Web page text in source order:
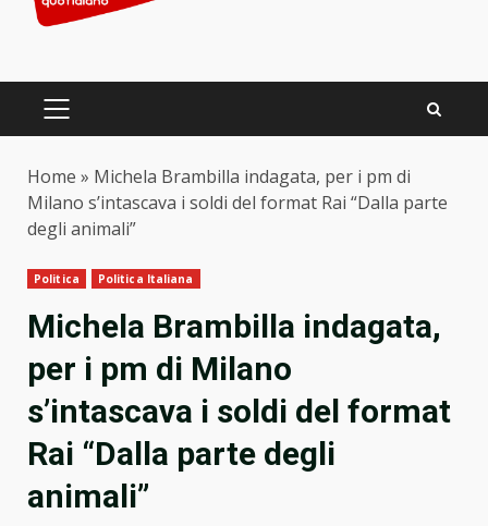
PRIMARY
Home » Michela Brambilla indagata, per i pm di
Milano s’intascava i soldi del format Rai “Dalla parte
degli animali”
Politica Politica Italiana
Michela Brambilla indagata,
per i pm di Milano
s’intascava i soldi del format
Rai “Dalla parte degli
animali”